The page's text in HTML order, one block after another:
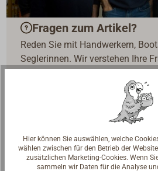
Fragen zum Artikel?
Reden Sie mit Handwerkern,
Seglerinnen. Wir verstehen Ihre
Experten
Hier können Sie auswählen, welche
wählen zwischen für den Betrieb der
zusätzlichen Marketing-Cookies. Wenn
sammeln wir Daten für die Analyse